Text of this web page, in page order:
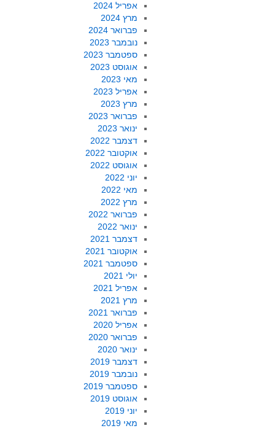
אפריל 2024
מרץ 2024
פברואר 2024
נובמבר 2023
ספטמבר 2023
אוגוסט 2023
מאי 2023
אפריל 2023
מרץ 2023
פברואר 2023
ינואר 2023
דצמבר 2022
אוקטובר 2022
אוגוסט 2022
יוני 2022
מאי 2022
מרץ 2022
פברואר 2022
ינואר 2022
דצמבר 2021
אוקטובר 2021
ספטמבר 2021
יולי 2021
אפריל 2021
מרץ 2021
פברואר 2021
אפריל 2020
פברואר 2020
ינואר 2020
דצמבר 2019
נובמבר 2019
ספטמבר 2019
אוגוסט 2019
יוני 2019
מאי 2019